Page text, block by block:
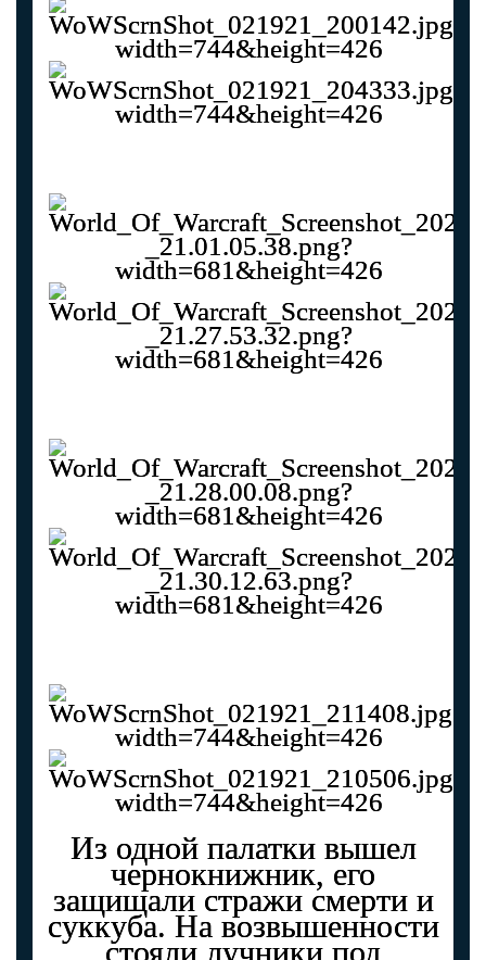
Из одной палатки вышел
чернокнижник, его
защищали стражи смерти и
суккуба. На возвышенности
стояли лучники под